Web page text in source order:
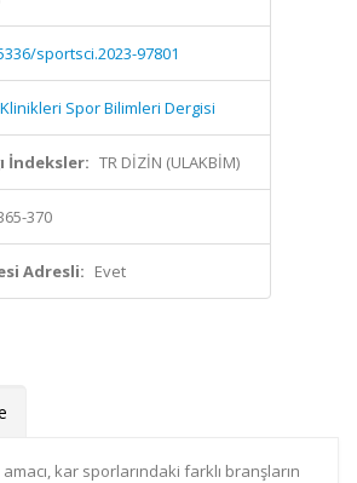
sportsci.2023-97801
Spor Bilimleri Dergisi
İndeksler: TR DİZİN (ULAKBİM)
370
Adresli: Evet
amacı, kar sporlarındaki farklı branşların